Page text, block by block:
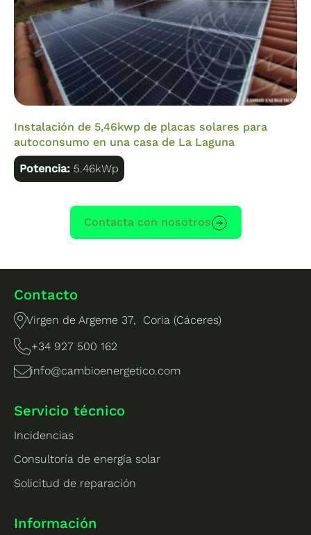
Instalación de 5,46kwp de placas solares para
autoconsumo en una casa de La Laguna
Potencia: 5.46kWp
Contacta con nosotros
Contacto
Virgen de Argeme 37, Coria (Cáceres)
+34 927 500 162
info@cambioenergetico.com
Servicio técnico
Incidencias
Consultoría de energía solar
Solicitud de reparación
Información